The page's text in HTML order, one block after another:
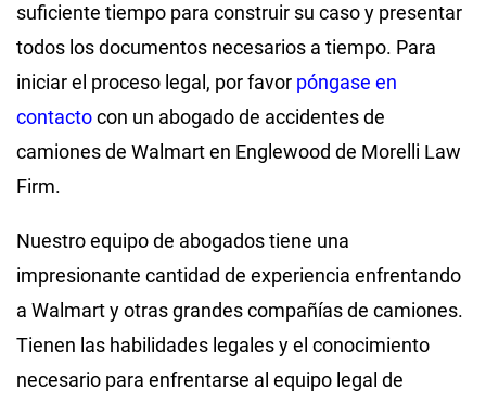
suficiente tiempo para construir su caso y presentar
todos los documentos necesarios a tiempo. Para
iniciar el proceso legal, por favor póngase en
contactocon un abogado de accidentes de
camiones de Walmart en Englewood de Morelli Law
Firm.
Nuestro equipo de abogados tiene una
impresionante cantidad de experiencia enfrentando
a Walmart y otras grandes compañías de camiones.
Tienen las habilidades legales y el conocimiento
necesario para enfrentarse al equipo legal de